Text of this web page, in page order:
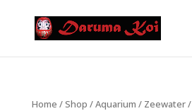
Home /Shop /Aquarium / Zeewater/